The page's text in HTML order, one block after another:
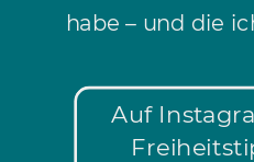
habe – und die
Auf